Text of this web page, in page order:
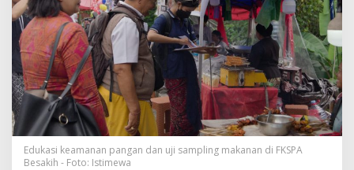
a
F
K
S
P
A
B
e
s
a
k
Edukasi keamanan pangan dan uji sampling makanan di FKSPA
Besakih - Foto: Istimewa